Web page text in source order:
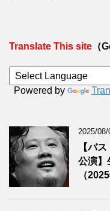
Translate This site （
Powered by
2025/08/
【バ
公演】
（